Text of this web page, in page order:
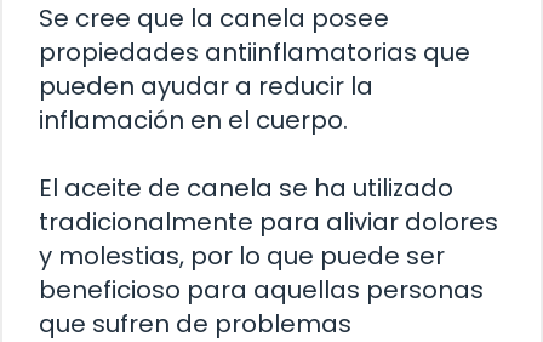
Se cree que la canela posee
propiedades antiinflamatorias que
pueden ayudar a reducir la
inflamación en el cuerpo.
El aceite de canela se ha utilizado
tradicionalmente para aliviar dolores
y molestias, por lo que puede ser
beneficioso para aquellas personas
que sufren de problemas